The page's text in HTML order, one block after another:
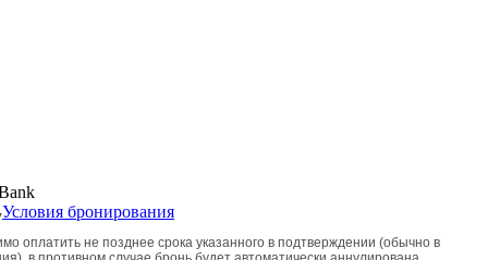
Условия бронирования
оплатить не позднее срока указанного в подтверждении (обычно в